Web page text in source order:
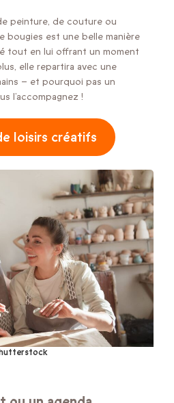
peinture, de couture ou
bougies est une belle manière
tout en lui offrant un moment
elle repartira avec une
– et pourquoi pas un
l’accompagnez !
loisirs créatifs